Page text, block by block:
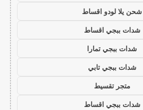
شحن يلا لودو اقساط
شدات ببجي اقساط
شدات ببجي تمارا
شدات ببجي تابي
متجر تقسيط
شدات ببجي اقساط